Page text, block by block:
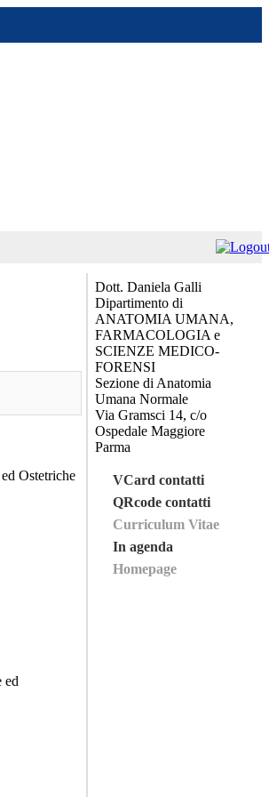
Ostetriche
ed
Dott. Daniela Galli
Dipartimento di
ANATOMIA UMANA,
FARMACOLOGIA e
SCIENZE MEDICO-
FORENSI
Sezione di Anatomia
Umana Normale
Via Gramsci 14, c/o
Ospedale Maggiore
Parma
VCard contatti
QRcode contatti
Curriculum Vitae
In agenda
Homepage